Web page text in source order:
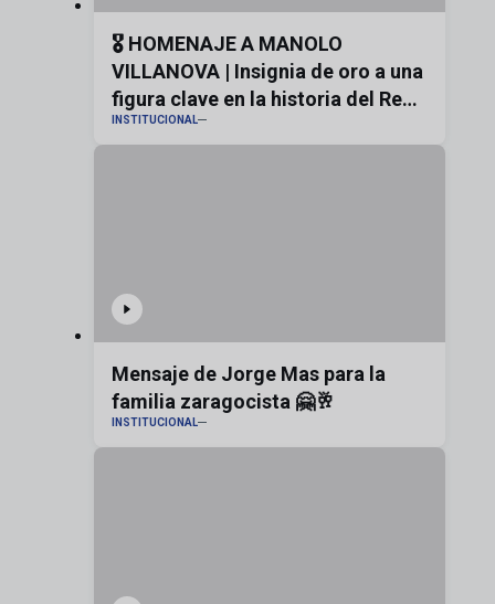
🎖️ HOMENAJE A MANOLO
VILLANOVA | Insignia de oro a una
figura clave en la historia del Real
Zaragoza
INSTITUCIONAL
Mensaje de Jorge Mas para la
familia zaragocista 🤗🥂
INSTITUCIONAL